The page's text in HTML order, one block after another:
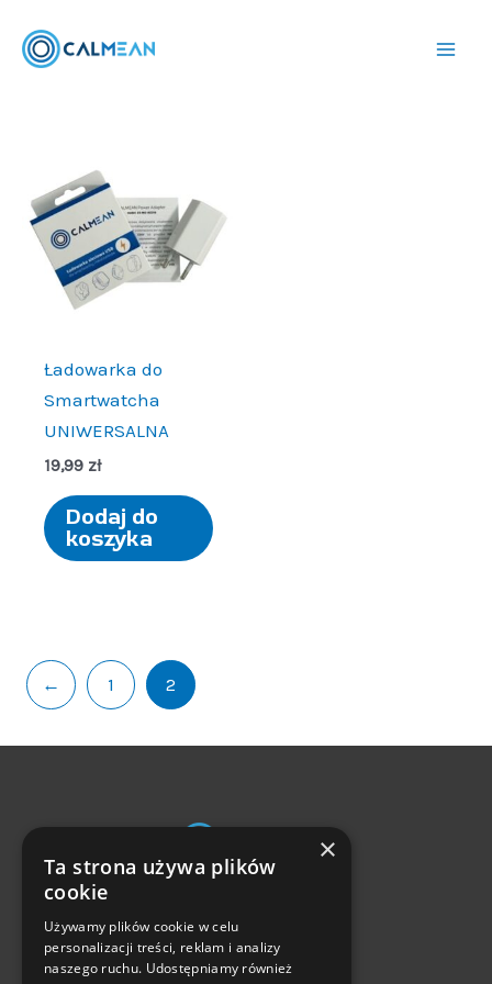
Ładowarka do
Smartwatcha
UNIWERSALNA
19,99 zł
Dodaj do
koszyka
← 1 2
Częste pytania
Formy płatności
×
Ta strona używa plików
cookie
Używamy plików cookie w celu
personalizacji treści, reklam i analizy
naszego ruchu. Udostępniamy również